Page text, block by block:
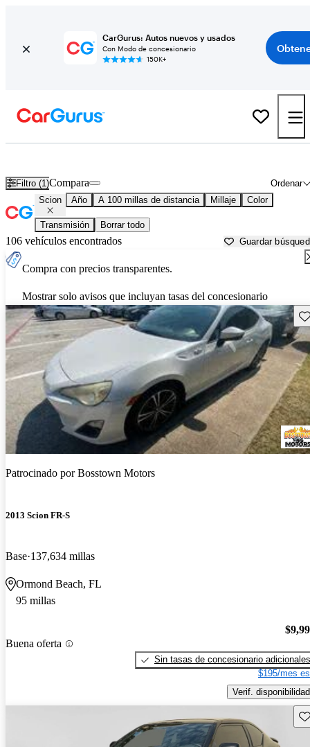
CarGurus: Autos nuevos y usados
Con Modo de concesionario
150K+
Filtro (1) Ordenar
Compara
Scion Año A 100 millas de distancia Millaje Color
Transmisión Borrar todo
106 vehículos encontrados Guardar
Compra con precios transparentes.
Mostrar solo avisos que incluyan tasas del concesionario
Patrocinado porBosstown Motors
2013 Scion FR-S
Base 137,634 millas
Ormond Beach, FL
95 millas
Buena oferta
Sin tasas de concesionario adicionales
$195/mes
Verif. disponibilidad